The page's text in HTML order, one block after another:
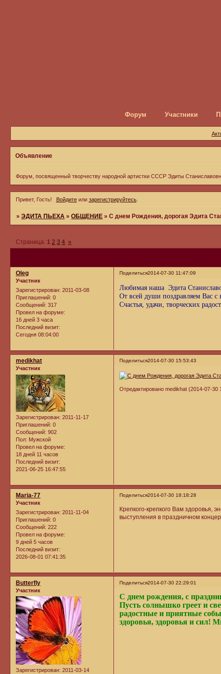
Форум Участники
Объявление
Форум, посвященный творчеству народной артистки СССР Эдиты
Привет, Гость! Войдитеили зарегистрируйтесь.
»ЭДИТА ПЬЕХА »ОБЩЕНИЕ »С днем Рождения, дорогая Эдита
Страница: 1 2 3 4 »
Поделиться2014-07-30 11:47:09
Oleg
Участник
Зарегистрирован: 2011-03-08
Приглашений: 0
Сообщений: 317
Провел на форуме:
16 дней 3 часа
Последний визит:
Сегодня 08:04:00
Любимая наша Эдита
От всей души поздравляем Вас
Счастья, удачи, творческих
Поделиться2014-07-30 15:53:43
medikhat
Участник
Зарегистрирован: 2011-11-17
Приглашений: 0
Сообщений: 902
Пол: Мужской
Провел на форуме:
18 дней 11 часов
Последний визит:
2021-06-25 16:47:55
Отредактировано medikhat (2014-07-30
Поделиться2014-07-30 18:18:28
Maria-77
Участник
Зарегистрирован: 2011-11-04
Приглашений: 0
Сообщений: 222
Провел на форуме:
9 дней 5 часов
Последний визит:
2026-08-01 07:41:35
Крепкого-крепкого Вам здоровья,
выступления в праздничном
Поделиться2014-07-30 22:29:01
Butterfly
Участник
Зарегистрирован: 2011-03-14
С днем рождения, с
Пусть солнышко греет и
радостные и приятные
здоровья, здоровья и сил!